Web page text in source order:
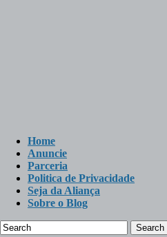
Home
Anuncie
Parceria
Politica de Privacidade
Seja da Aliança
Sobre o Blog
Search